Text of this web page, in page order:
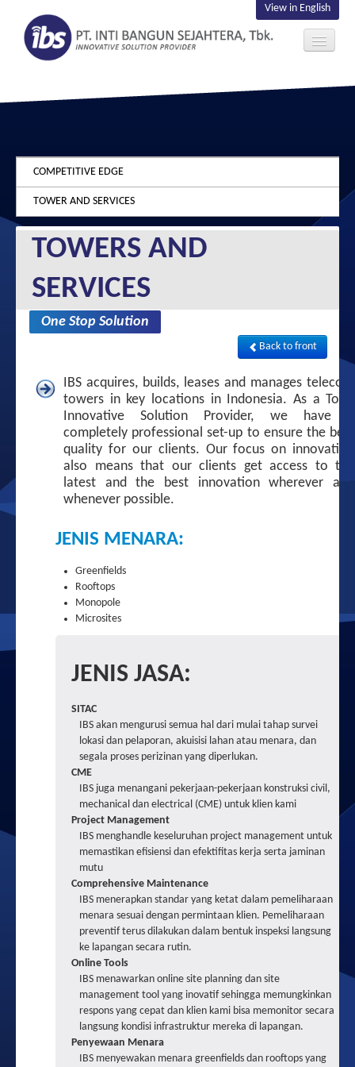
View in English
ABOUT US
COMPETITIVE EDGE
TOWER AND SERVICES
TOWERS AND
SERVICES
One Stop Solution
Back to front
IBS acquires, builds, leases and manages telecom
towers in key locations in Indonesia. As a Total
Innovative Solution Provider, we have a
completely professional set-up to ensure the best
quality for our clients. Our focus on innovation
also means that our clients get access to the
latest and the best innovation wherever and
whenever possible.
JENIS MENARA:
Greenfields
Rooftops
Monopole
Microsites
JENIS JASA:
SITAC
IBS akan mengurusi semua hal dari mulai tahap survei
lokasi dan pelaporan, akuisisi lahan atau menara, dan
segala proses perizinan yang diperlukan.
CME
IBS juga menangani pekerjaan-pekerjaan konstruksi civil,
mechanical dan electrical (CME) untuk klien kami
Project Management
IBS menghandle keseluruhan project management untuk
memastikan efisiensi dan efektifitas kerja serta jaminan
mutu
Comprehensive Maintenance
IBS menerapkan standar yang ketat dalam pemeliharaan
menara sesuai dengan permintaan klien. Pemeliharaan
preventif terus dilakukan dalam bentuk inspeksi langsung
ke lapangan secara rutin.
Online Tools
IBS menawarkan online site planning dan site
management tool yang inovatif sehingga memungkinkan
respons yang cepat dan klien kami bisa memonitor secara
langsung kondisi infrastruktur mereka di lapangan.
Penyewaan Menara
IBS menyewakan menara greenfields dan rooftops yang